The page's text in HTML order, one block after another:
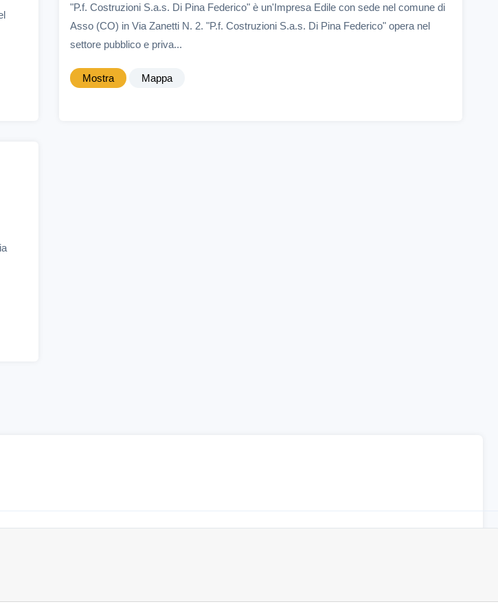
"P.f. Costruzioni S.a.s. Di Pina Federico" è un'Impresa Edile con sede nel comune di
Asso (CO) in Via Zanetti N. 2. "P.f. Costruzioni S.a.s. Di Pina Federico" opera nel
settore pubblico e priva...
Mostra Mappa